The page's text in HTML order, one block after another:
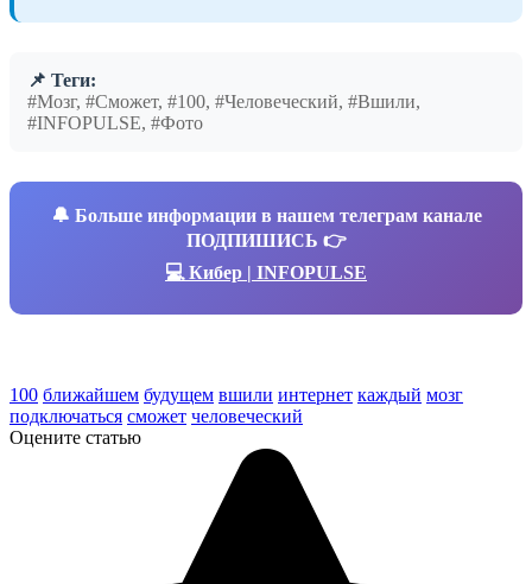
📌 Теги:
#Мозг, #Сможет, #100, #Человеческий, #Вшили,
#INFOPULSE, #Фото
🔔 Больше информации в нашем телеграм канале
ПОДПИШИСЬ 👉
💻 Кибер | INFOPULSE
100 ближайшем будущем вшили интернет каждый мозг
подключаться сможет человеческий
Оцените статью